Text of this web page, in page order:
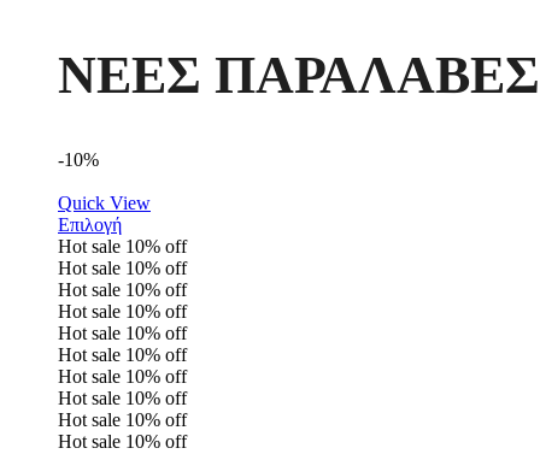
ΝΕΕΣ ΠΑΡΑΛΑΒΕΣ
-10%
Quick View
Επιλογή
Hot sale 10% off
Hot sale 10% off
Hot sale 10% off
Hot sale 10% off
Hot sale 10% off
Hot sale 10% off
Hot sale 10% off
Hot sale 10% off
Hot sale 10% off
Hot sale 10% off